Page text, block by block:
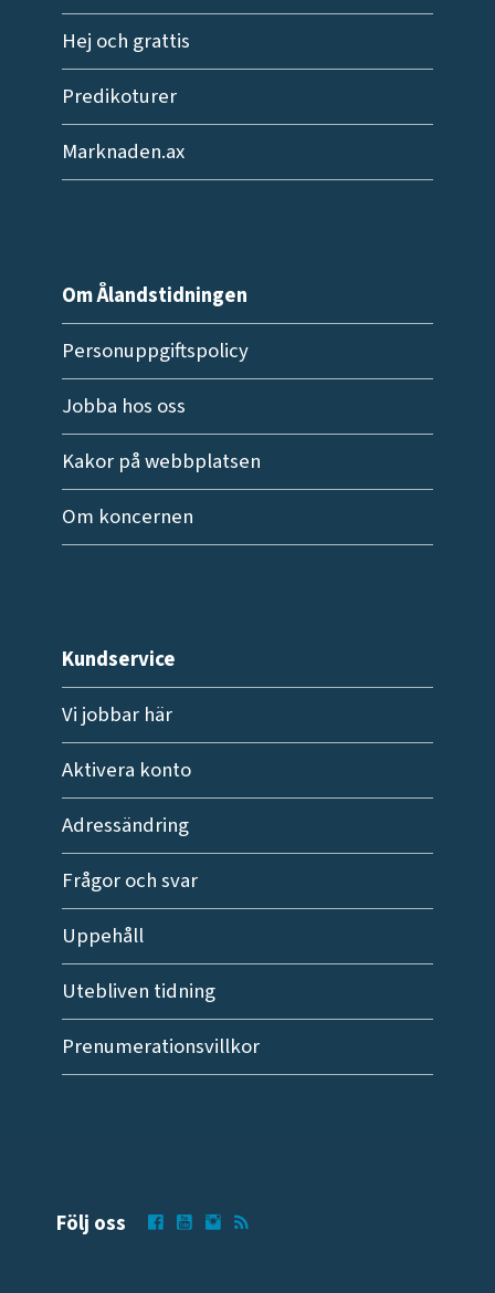
Hej och grattis
Predikoturer
Marknaden.ax
Om Ålandstidningen
Personuppgiftspolicy
Jobba hos oss
Kakor på webbplatsen
Om koncernen
Kundservice
Vi jobbar här
Aktivera konto
Adressändring
Frågor och svar
Uppehåll
Utebliven tidning
Prenumerationsvillkor
Följ oss